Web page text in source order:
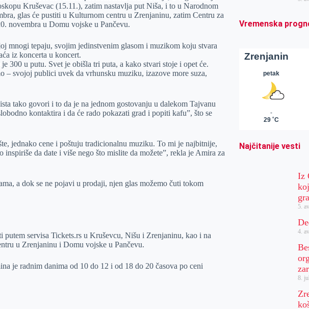
Kruševac (15.11.), zatim nastavlja put Niša, i to u Narodnom
glas će pustiti u Kulturnom centru u Zrenjaninu, zatim Centru za
novembra u Domu vojske u Pančevu.
mnogi tepaju, svojim jedinstvenim glasom i muzikom koju stvara
iz koncerta u koncert.
300 u putu. Svet je obišla tri puta, a kako stvari stoje i opet će.
– svojoj publici uvek da vrhunsku muziku, izazove more suza,
tako govori i to da je na jednom gostovanju u dalekom Tajvanu
kontaktira i da će rado pokazati grad i popiti kafu”, što se
jednako cene i poštuju tradicionalnu muziku. To mi je najbitnije,
da date i više nego što mislite da možete”, rekla je Amira za
a dok se ne pojavi u prodaji, njen glas možemo čuti tokom
servisa Tickets.rs u Kruševcu, Nišu i Zrenjaninu, kao i na
u Zrenjaninu i Domu vojske u Pančevu.
je radnim danima od 10 do 12 i od 18 do 20 časova po ceni
Vremenska
Najčitanije vesti
Iz
5.
4.
8.